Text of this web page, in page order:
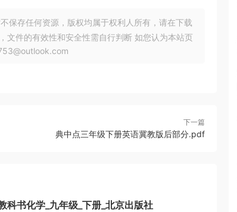
保存任何资源，版权均属于权利人所有，请在下载
文件的有效性和安全性需自行判断 如您认为本站页
下一篇
典中点三年级下册英语冀教版后部分.pdf
科书化学_九年级_下册_北京出版社